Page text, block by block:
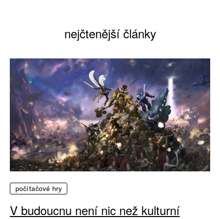
nejčtenější články
počítačové hry
V budoucnu není nic než kulturní